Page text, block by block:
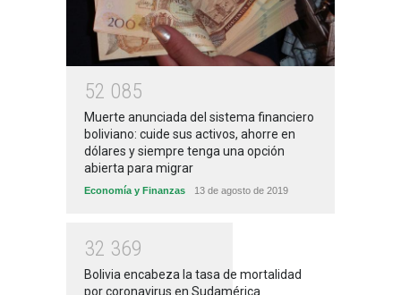
52 085
Muerte anunciada del sistema financiero
boliviano: cuide sus activos, ahorre en
dólares y siempre tenga una opción
abierta para migrar
Economía y Finanzas 13 de agosto de 2019
32 369
Bolivia encabeza la tasa de mortalidad
por coronavirus en Sudamérica